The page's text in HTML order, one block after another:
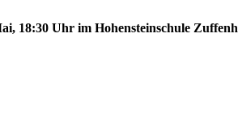
18:30 Uhr im Hohensteinschule